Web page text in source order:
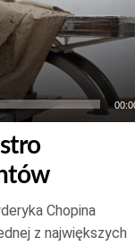
Chopina
z największych